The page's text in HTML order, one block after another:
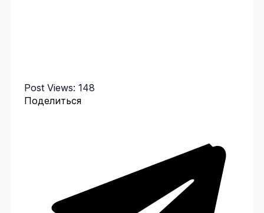
Post Views: 148
Поделиться